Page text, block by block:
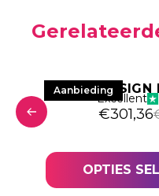
€243,78.
Aanbieding
LED NEON
Excellent
€301,36
Huidige
OPTIES